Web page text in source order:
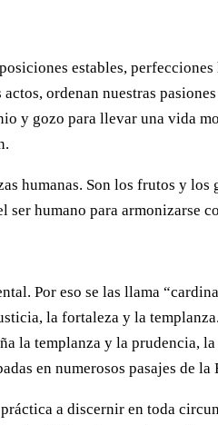
estables,
ordenan nuestras
y gozo para llevar una vida
humanas. Son los frutos y los
ser humano para armonizarse
Por eso se las llama
la fortaleza y la
la templanza y la prudencia,
en numerosos pasajes de la
a discernir en toda